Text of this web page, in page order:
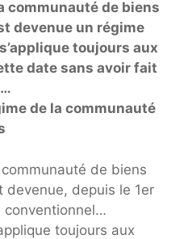
communauté de biens
devenue un régime
toujours aux
date sans avoir fait
de la communauté
de biens
depuis le 1er
conventionnel…
toujours aux